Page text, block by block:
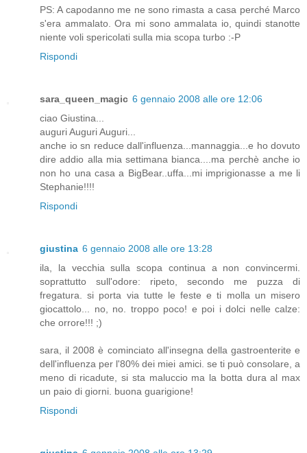
PS: A capodanno me ne sono rimasta a casa perché Marco
s'era ammalato. Ora mi sono ammalata io, quindi stanotte
niente voli spericolati sulla mia scopa turbo :-P
Rispondi
sara_queen_magic 6 gennaio 2008 alle ore 12:06
ciao Giustina...
auguri Auguri Auguri...
anche io sn reduce dall'influenza...mannaggia...e ho dovuto
dire addio alla mia settimana bianca....ma perchè anche io
non ho una casa a BigBear..uffa...mi imprigionasse a me li
Stephanie!!!!
Rispondi
giustina 6 gennaio 2008 alle ore 13:28
ila, la vecchia sulla scopa continua a non convincermi.
soprattutto sull'odore: ripeto, secondo me puzza di
fregatura. si porta via tutte le feste e ti molla un misero
giocattolo... no, no. troppo poco! e poi i dolci nelle calze:
che orrore!!! ;)
sara, il 2008 è cominciato all'insegna della gastroenterite e
dell'influenza per l'80% dei miei amici. se ti può consolare, a
meno di ricadute, si sta maluccio ma la botta dura al max
un paio di giorni. buona guarigione!
Rispondi